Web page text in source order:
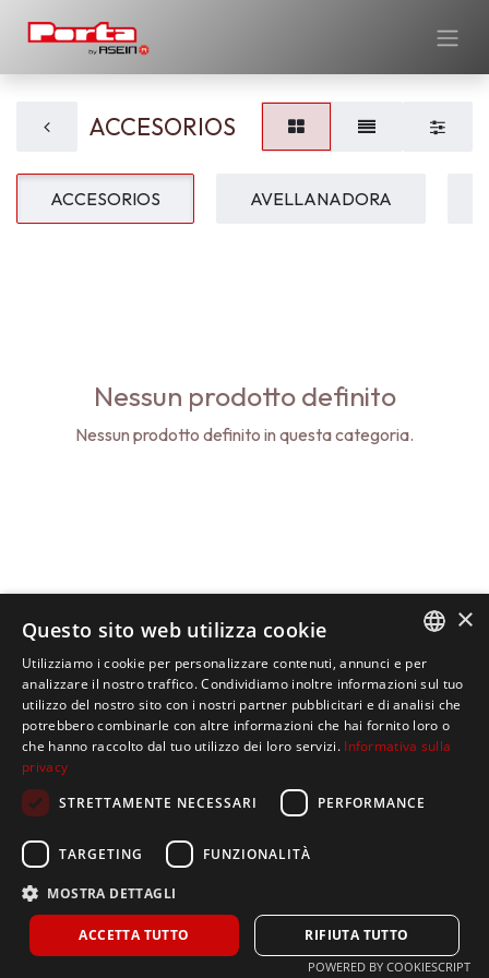
ACCESORIOS
ACCESORIOS AVELLANADORA
Nessun prodotto definito
Nessun prodotto definito in questa categoria.
Home
La nostra azienda
ITALIAN
SPANISH
ENGLISH
×
Questo sito web utilizza cookie
Utilizziamo i cookie per personalizzare contenuti, annunci e per
analizzare il nostro traffico. Condividiamo inoltre informazioni sul tuo
utilizzo del nostro sito con i nostri partner pubblicitari e di analisi che
potrebbero combinarle con altre informazioni che hai fornito loro o
che hanno raccolto dal tuo utilizzo dei loro servizi. Informativa sulla
privacy
STRETTAMENTE NECESSARI
PERFORMANCE
TARGETING FUNZIONALITÀ
MOSTRA DETTAGLI
ACCETTA TUTTO RIFIUTA TUTTO
POWERED BY COOKIESCRIPT